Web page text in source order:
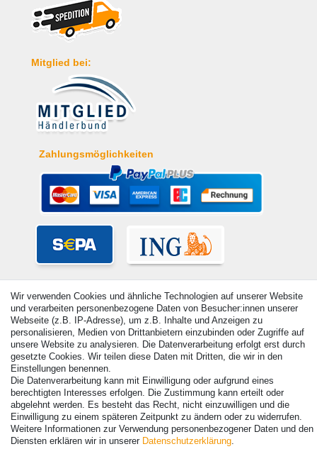
Mitglied bei:
Zahlungsmöglichkeiten
© Copyright 2026 | Alle Rechte vorbehalten. - Alle Rechte vorbehalten.
Preisangaben inkl. gesetzl. 19% MwSt. | Grundpreise siehe Artikeldetail | *Gilt für
Lieferungen nach Deutschland!
Vertrag widerrufen Kontakt
Wir verwenden Cookies und ähnliche Technologien auf unserer Website
und verarbeiten personenbezogene Daten von Besucher:innen unserer
Webseite (z.B. IP-Adresse), um z.B. Inhalte und Anzeigen zu
personalisieren, Medien von Drittanbietern einzubinden oder Zugriffe auf
unsere Website zu analysieren. Die Datenverarbeitung erfolgt erst durch
gesetzte Cookies. Wir teilen diese Daten mit Dritten, die wir in den
Einstellungen benennen.
Die Datenverarbeitung kann mit Einwilligung oder aufgrund eines
berechtigten Interesses erfolgen. Die Zustimmung kann erteilt oder
abgelehnt werden. Es besteht das Recht, nicht einzuwilligen und die
Einwilligung zu einem späteren Zeitpunkt zu ändern oder zu widerrufen.
Weitere Informationen zur Verwendung personenbezogener Daten und den
Diensten erklären wir in unserer Daten­schutz­erklärung.